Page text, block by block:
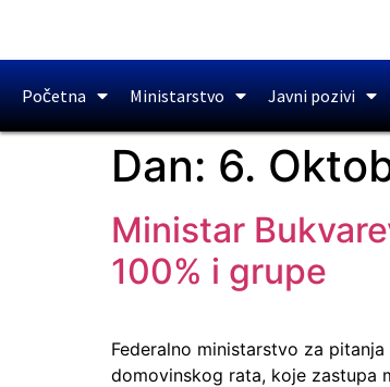
Početna Ministarstvo Javni pozivi
Dan: 6.
Ministar
100% i grupe
Federalno ministarstvo za
domovinskog rata, koje zastupa